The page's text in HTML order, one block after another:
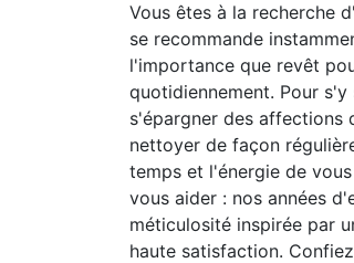
Vous êtes à la recherche
se recommande
l'importance que revêt
quotidiennement. Pour
s'épargner des affections
nettoyer de façon
temps et l'énergie de
vous aider : nos années
méticulosité inspirée par
haute satisfaction.